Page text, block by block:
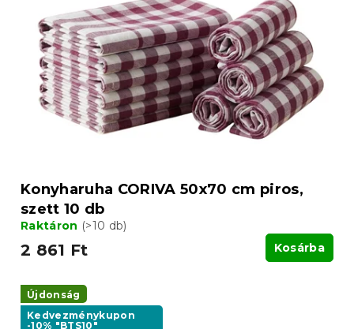
Konyharuha CORIVA 50x70 cm piros,
szett 10 db
Raktáron (>10 db)
2 861 Ft Kosárba
Újdonság
Kedvezménykupon
-10% "BTS10"